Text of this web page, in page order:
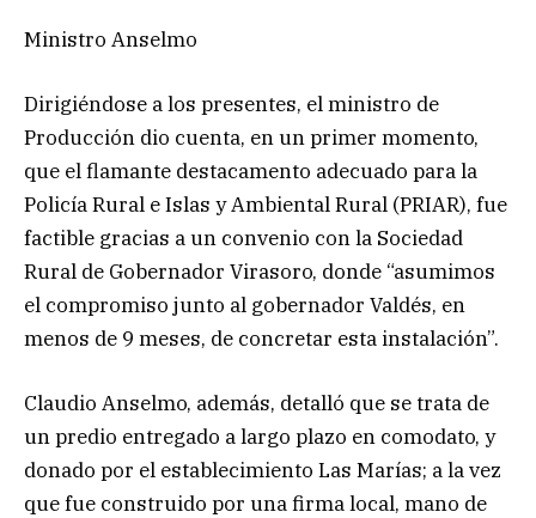
Ministro Anselmo
Dirigiéndose a los presentes, el ministro de
Producción dio cuenta, en un primer momento,
que el flamante destacamento adecuado para la
Policía Rural e Islas y Ambiental Rural (PRIAR), fue
factible gracias a un convenio con la Sociedad
Rural de Gobernador Virasoro, donde “asumimos
el compromiso junto al gobernador Valdés, en
menos de 9 meses, de concretar esta instalación”.
Claudio Anselmo, además, detalló que se trata de
un predio entregado a largo plazo en comodato, y
donado por el establecimiento Las Marías; a la vez
que fue construido por una firma local, mano de